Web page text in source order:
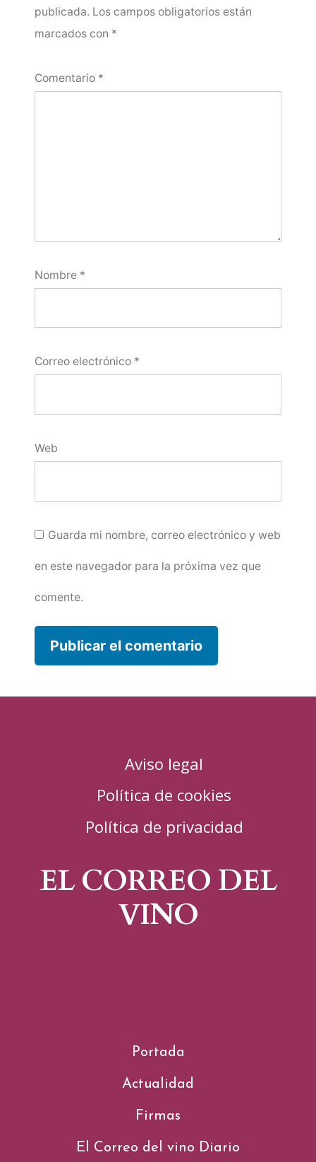
publicada. Los campos obligatorios están
marcados con *
Comentario *
Nombre *
Correo electrónico *
Web
Guarda mi nombre, correo electrónico y web
en este navegador para la próxima vez que
comente.
Aviso legal
Política de cookies
Política de privacidad
EL CORREO DEL
VINO
Portada
Actualidad
Firmas
El Correo del vino Diario